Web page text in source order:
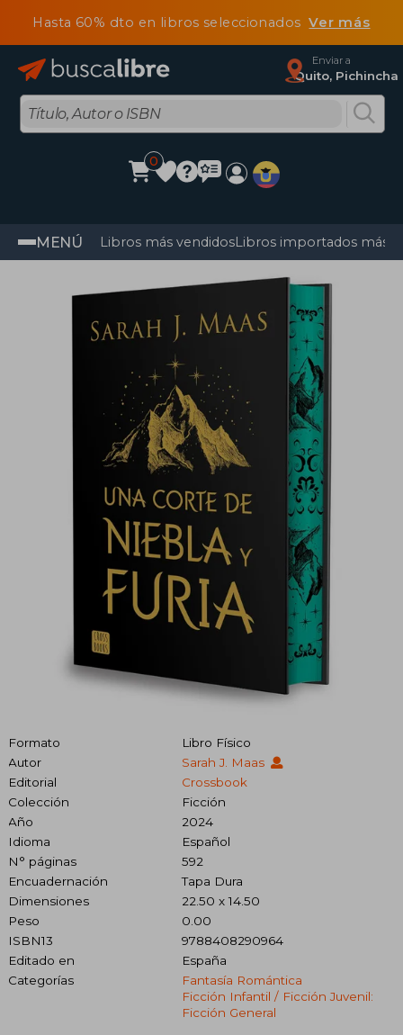
Hasta 60% dto en libros seleccionadosVer más
Enviar a
Quito, Pichincha
0
MENÚ Libros más vendidosLibros importados más
Formato
Libro Físico
Autor
Sarah J. Maas
Editorial
Crossbook
Colección
Ficción
Año
2024
Idioma
Español
N° páginas
592
Encuadernación
Tapa Dura
Dimensiones
22.50 x 14.50
Peso
0.00
ISBN13
9788408290964
Editado en
España
Categorías
Fantasía Romántica
Ficción Infantil / Ficción Juvenil:
Ficción General